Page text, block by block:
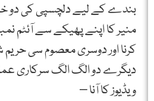
بندے کے لیے دلچسپی کی دو
منیر کا اپنے پھیکے سے آئٹم
کرنا اور دوسری معصوم سی
دیگرے دو الگ الگ سرکاری
ویڈیوز کا آنا –